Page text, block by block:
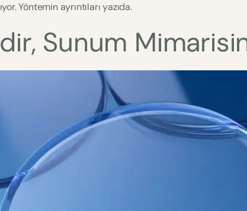
Yöntemin ayrıntıları yazıda.
Sunum